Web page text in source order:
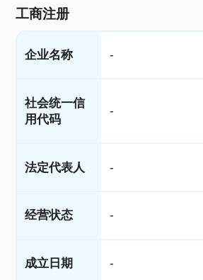
工商注册
企业名称 -
社会统一信
用代码
-
法定代表人 -
经营状态 -
成立日期 -